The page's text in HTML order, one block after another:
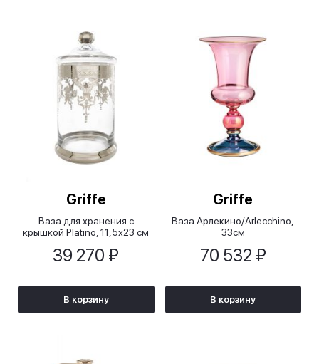
Griffe
Ваза для хранения с
крышкой Platino, 11,5х23 см
39 270 ₽
В корзину
Griffe
Ваза Арлекино/Arlecchino,
33см
70 532 ₽
В корзину